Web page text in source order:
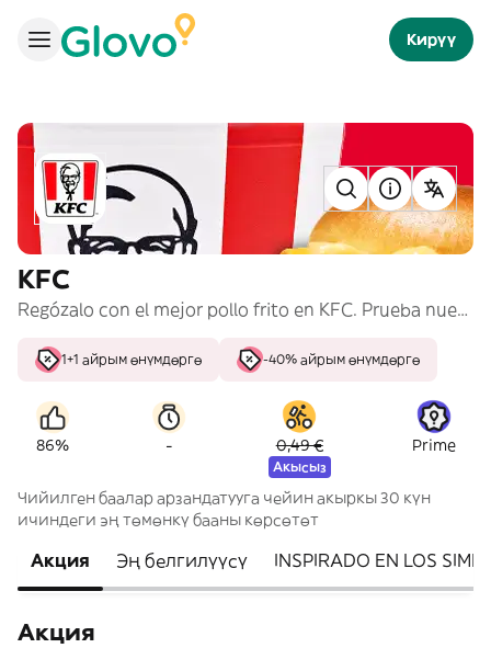
Кирүү
KFC
Regózalo con el mejor pollo frito en KFC. Prueba nuestros cubos de #PolloPollo, burgers y menús para compartir.
1+1 айрым өнүмдөргө -40% айрым өнүмдөргө
86% - 0,49 €
Акысыз
Prime
Чийилген баалар арзандатууга чейин акыркы 30 күн
ичиндеги эң төмөнкү бааны көрсөтөт
Акция Эң белгилүүсү INSPIRADO EN LOS
Акция